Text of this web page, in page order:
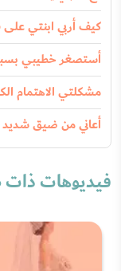
كيف أربي ابنتي
أستصغر خطيبي
مشكلتي الاهتمام
أعاني من ضيق شديد
فيديوهات